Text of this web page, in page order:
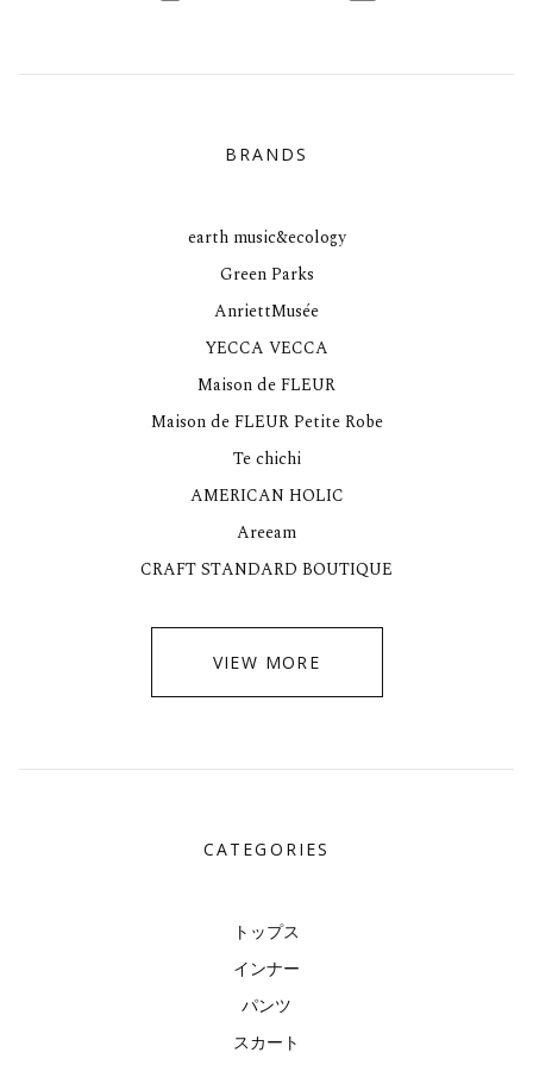
BRANDS
earth music&ecology
Green Parks
AnriettMusée
YECCA VECCA
Maison de FLEUR
Maison de FLEUR Petite Robe
Te chichi
AMERICAN HOLIC
Areeam
CRAFT STANDARD BOUTIQUE
VIEW MORE
CATEGORIES
トップス
インナー
パンツ
スカート